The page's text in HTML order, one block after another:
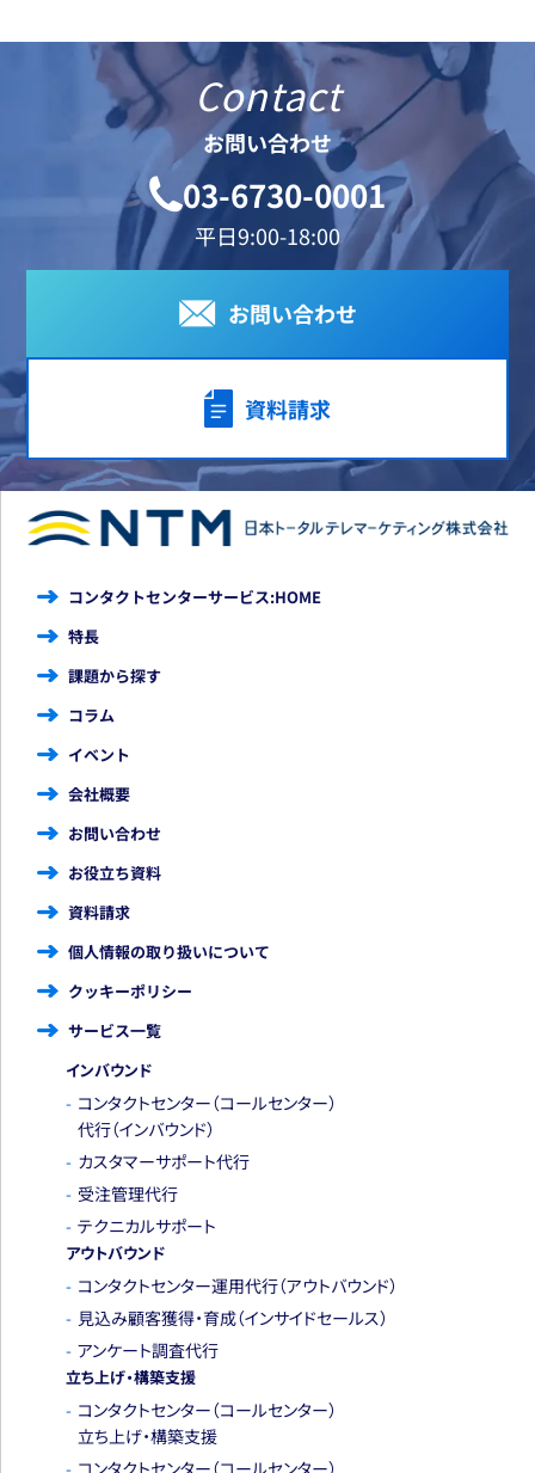
Contact
お問い合わせ
03-6730-0001
平日9:00-18:00
お問い合わせ
資料請求
コンタクトセンターサービス:HOME
特長
課題から探す
コラム
イベント
会社概要
お問い合わせ
お役立ち資料
資料請求
個人情報の取り扱いについて
クッキーポリシー
サービス一覧
インバウンド
コンタクトセンター（コールセンター）
代行（インバウンド）
カスタマーサポート代行
受注管理代行
テクニカルサポート
アウトバウンド
コンタクトセンター運用代行（アウトバウンド）
見込み顧客獲得・育成（インサイドセールス）
アンケート調査代行
立ち上げ・構築支援
コンタクトセンター（コールセンター）
立ち上げ・構築支援